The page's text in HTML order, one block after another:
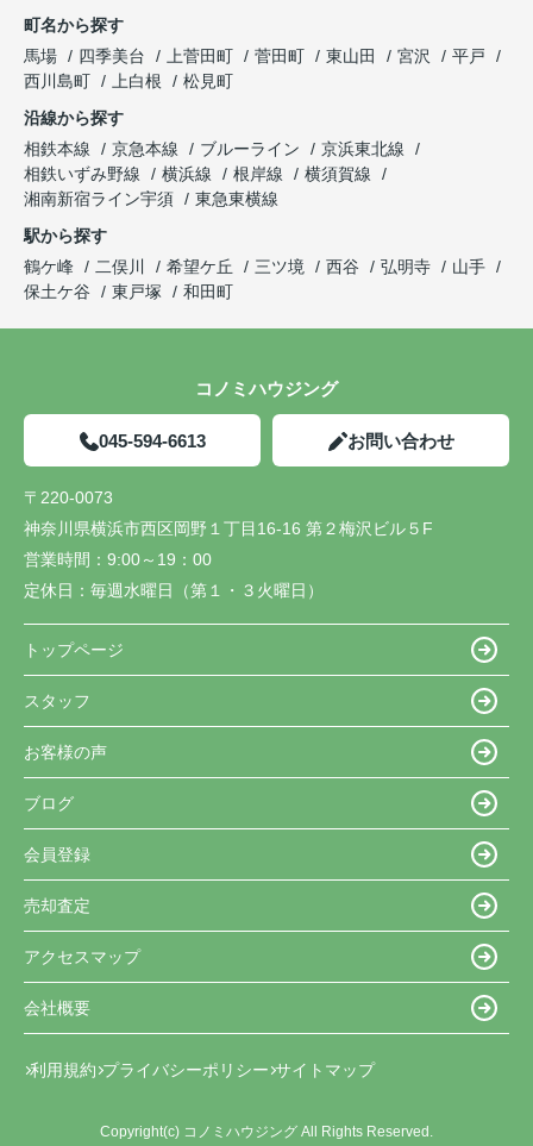
町名から探す
馬場
四季美台 上菅田町 菅田町 東山田 宮沢
平戸
西川島町
上白根
松見町
沿線から探す
相鉄本線
京急本線 ブルーライン
京浜東北線
相鉄いずみ野線
横浜線 根岸線
横須賀線
湘南新宿ライン宇須
東急東横線
駅から探す
鶴ケ峰
二俣川 希望ケ丘 三ツ境 西谷 弘明寺
山手
保土ケ谷
東戸塚 和田町
コノミハウジング
045-594-6613 お問い合わせ
〒220-0073
神奈川県横浜市西区岡野１丁目16-16 第２梅沢ビル５F
営業時間： 9:00～19：00
定休日： 毎週水曜日（第１・３火曜日）
トップページ
スタッフ
お客様の声
ブログ
会員登録
売却査定
アクセスマップ
会社概要
利用規約 プライバシーポリシー サイトマップ
Copyright(c) コノミハウジング All Rights Reserved.